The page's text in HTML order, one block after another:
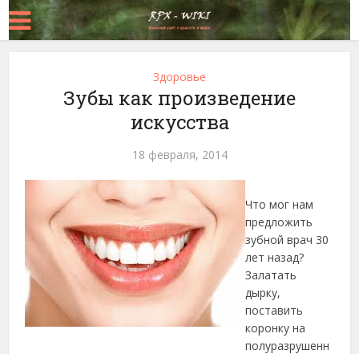
Здоровье
Зубы как произведение
искусства
18 февраля, 2014
Что мог нам
предложить
зубной врач 30
лет назад?
Залатать
дырку,
поставить
коронку на
полуразрушенн